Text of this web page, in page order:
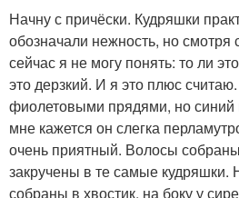
Начну с причёски. Кудряшки
обозначали нежность, но смотря
сейчас я не могу понять: то ли
это дерзкий. И я это плюс
фиолетовыми прядями, но
мне кажется он слегка
очень приятный. Волосы
закручены в те самые кудряшки.
собраны в хвостик, на боку у